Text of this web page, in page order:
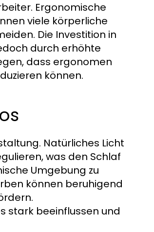
Ergonomische
viele körperliche
Die Investition in
durch erhöhte
dass ergonomen
können.
Natürliches Licht
was den Schlaf
Umgebung zu
können beruhigend
stark beeinflussen und